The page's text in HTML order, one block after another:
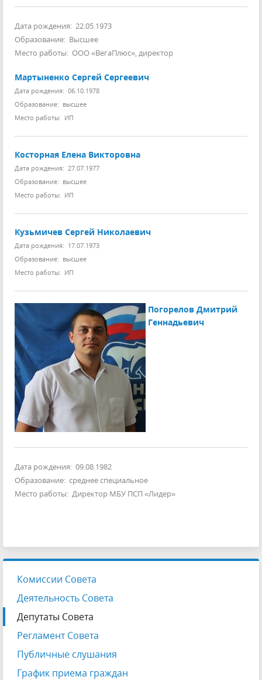
Дата рождения: 22.05.1973
Образование: Высшее
Место работы: ООО «ВегаПлюс», директор
Мартыненко Сергей Сергеевич
Дата рождения: 06.10.1978
Образование: высшее
Место работы: ИП
Косторная Елена Викторовна
Дата рождения: 27.07.1977
Образование: высшее
Место работы: ИП
Кузьмичев Сергей Николаевич
Дата рождения: 17.07.1973
Образование: высшее
Место работы: ИП
Погорелов Дмитрий
Геннадьевич
Дата рождения: 09.08.1982
Образование: среднее специальное
Место работы: Директор МБУ ПСП «Лидер»
Комиссии Совета
Деятельность Совета
Депутаты Совета
Регламент Совета
Публичные слушания
График приема граждан